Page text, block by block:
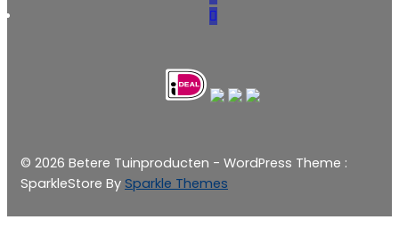
© 2026 Betere Tuinproducten - WordPress Theme :
SparkleStore By Sparkle Themes